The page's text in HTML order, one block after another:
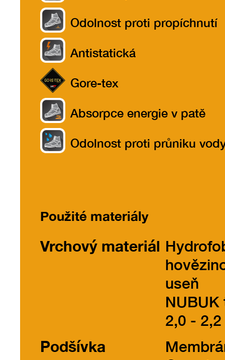
Odolnost proti propíchnutí
Antistatická
Gore-tex
Absorpce energie v patě
Odolnost proti průniku
Použité materiály
Vrchový materiál
useň
NUBUK
2,0 - 2,2
Podšívka